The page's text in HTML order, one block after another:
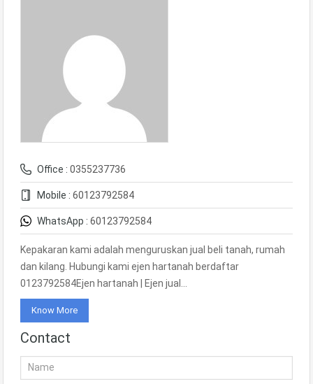
Office : 0355237736
Mobile : 60123792584
WhatsApp : 60123792584
Kepakaran kami adalah menguruskan jual beli tanah, rumah
dan kilang. Hubungi kami ejen hartanah berdaftar
0123792584Ejen hartanah | Ejen jual…
Know More
Contact